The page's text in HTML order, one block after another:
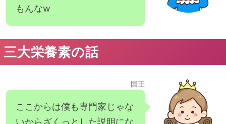
もんなw
三大栄養素の話
国王
ここからは僕も専門家じゃな
いからざくっとした説明にな